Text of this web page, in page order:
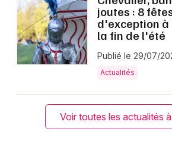
joutes : 8
d'exception
la fin de l'été
Publié le 29/07/
Actualités
Voir toutes les actualités